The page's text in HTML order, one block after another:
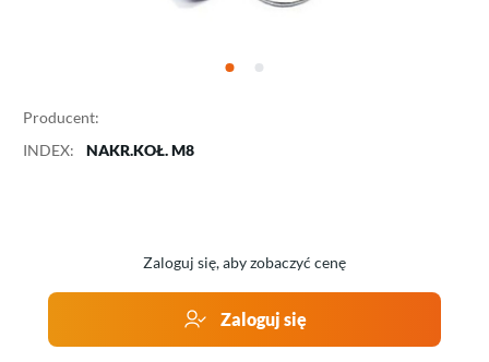
Producent:
INDEX:
NAKR.KOŁ. M8
Zaloguj się, aby zobaczyć cenę
Zaloguj się